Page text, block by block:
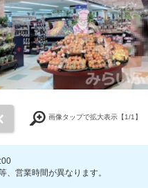
画像タップで拡大表示【1/1】
、営業時間が異なります。